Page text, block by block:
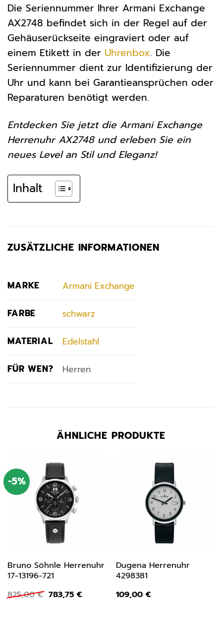
Die Seriennummer Ihrer Armani Exchange
AX2748 befindet sich in der Regel auf der
Gehäuserückseite eingraviert oder auf
einem Etikett in der Uhrenbox. Die
Seriennummer dient zur Identifizierung der
Uhr und kann bei Garantieansprüchen oder
Reparaturen benötigt werden.
Entdecken Sie jetzt die Armani Exchange
Herrenuhr AX2748 und erleben Sie ein
neues Level an Stil und Eleganz!
Inhalt
ZUSÄTZLICHE INFORMATIONEN
MARKE Armani Exchange
FARBE schwarz
MATERIAL Edelstahl
FÜR WEN? Herren
ÄHNLICHE PRODUKTE
-5%
Bruno Söhnle Herrenuhr
17-13196-721
825,00€ Ursprünglicher
Preis
783,75 €Aktueller
Dugena Herrenuhr
4298381
109,00 €